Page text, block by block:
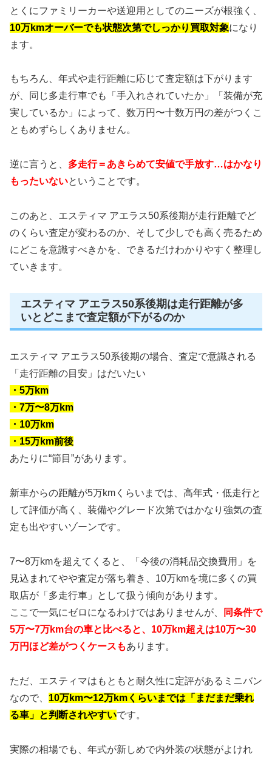
とくにファミリーカーや送迎用としてのニーズが根強く、
10万kmオーバーでも状態次第でしっかり買取対象になり
ます。
もちろん、年式や走行距離に応じて査定額は下がります
が、同じ多走行車でも「手入れされていたか」「装備が充
実しているか」によって、数万円〜十数万円の差がつくこ
ともめずらしくありません。
逆に言うと、 多走行＝あきらめて安値で手放す…はかなり
もったいないということです。
このあと、エスティマ アエラス50系後期が走行距離でど
のくらい査定が変わるのか、そして少しでも高く売るため
にどこを意識すべきかを、できるだけわかりやすく整理し
ていきます。
エスティマ アエラス50系後期は走行距離が多
いとどこまで査定額が下がるのか
エスティマ アエラス50系後期の場合、査定で意識される
「走行距離の目安」はだいたい
・5万km
・7万〜8万km
・10万km
・15万km前後
あたりに“節目”があります。
新車からの距離が5万kmくらいまでは、高年式・低走行と
して評価が高く、装備やグレード次第ではかなり強気の査
定も出やすいゾーンです。
7〜8万kmを超えてくると、「今後の消耗品交換費用」を
見込まれてやや査定が落ち着き、10万kmを境に多くの買
取店が「多走行車」として扱う傾向があります。
ここで一気にゼロになるわけではありませんが、
同条件で
5万〜7万km台の車と比べると、10万km超えは10万〜30
万円ほど差がつくケースもあります。
ただ、エスティマはもともと耐久性に定評があるミニバン
なので、 10万km〜12万kmくらいまでは「まだまだ乗れ
る車」と判断されやすいです。
実際の相場でも、年式が新しめで内外装の状態がよけれ